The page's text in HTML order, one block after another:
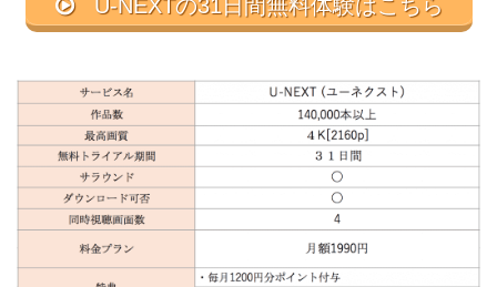
U-NEXTの31日間無料体験はこちら